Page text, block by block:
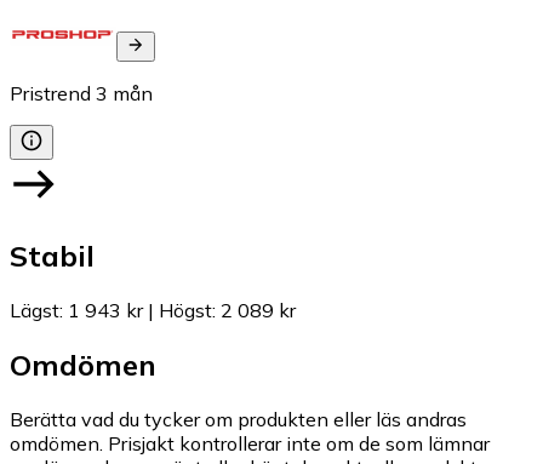
Pristrend 3 mån
Stabil
Lägst: 1 943 kr| Högst: 2 089 kr
Omdömen
Berätta vad du tycker om produkten eller läs andras
omdömen. Prisjakt kontrollerar inte om de som lämnar